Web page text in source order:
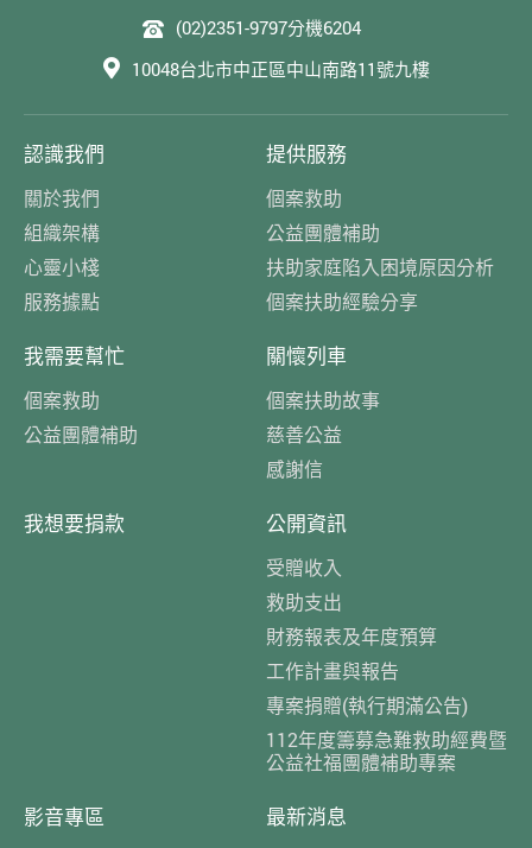
(02)2351-9797分機6204
10048台北市中正區中山南路11號九樓
認識我們
關於我們
組織架構
心靈小棧
服務據點
提供服務
個案救助
公益團體補助
扶助家庭陷入困境原因分析
個案扶助經驗分享
我需要幫忙
個案救助
公益團體補助
關懷列車
個案扶助故事
慈善公益
感謝信
我想要捐款 公開資訊
受贈收入
救助支出
財務報表及年度預算
工作計畫與報告
專案捐贈(執行期滿公告)
112年度籌募急難救助經費暨
公益社福團體補助專案
影音專區 最新消息